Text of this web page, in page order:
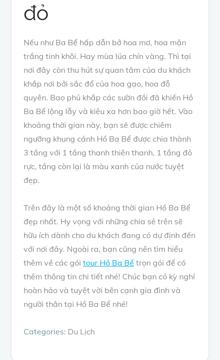
đỏ
Nếu như Ba Bể hấp dẫn bở hoa mơ, hoa mận
trắng tinh khôi. Hay mùa lúa chín vàng. Thì tại
nơi đây còn thu hút sự quan tâm của du khách
khắp nơi bởi sắc đổ của hoa gạo, hoa đỗ
quyên. Bao phủ khắp các sườn đồi đã khiến Hồ
Ba Bể lộng lẫy và kiêu xa hơn bao giờ hết. Vào
khoảng thời gian này, bạn sẽ được chiêm
ngưỡng khung cảnh Hồ Ba Bể được chia thành
3 tầng với 1 tầng thanh thiên thanh, 1 tầng đỏ
rực, tầng còn lại là màu xanh của nước tuyệt
đẹp.
Trên đây là một số khoảng thời gian Hồ Ba Bể
đẹp nhất. Hy vọng với những chia sẻ trên sẽ
hữu ích dành cho du khách đang có dự định đến
với nơi đây. Ngoài ra, bạn cũng nên tìm hiểu
thêm về các góitour Hồ Ba Bể trọn gói để có
thêm thông tin chi tiết nhé! Chúc bạn có kỳ nghỉ
hoàn hảo và tuyệt vời bên cạnh gia đình và
người thân tại Hồ Ba Bể nhé!
Categories: Du Lịch